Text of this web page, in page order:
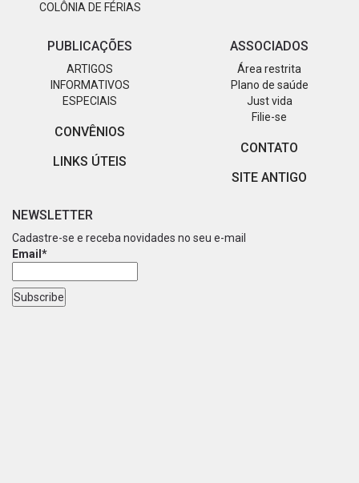
COLÔNIA DE FÉRIAS
PUBLICAÇÕES
ARTIGOS
INFORMATIVOS
ESPECIAIS
CONVÊNIOS
LINKS ÚTEIS
ASSOCIADOS
Área restrita
Plano de saúde
Just vida
Filie-se
CONTATO
SITE ANTIGO
NEWSLETTER
Cadastre-se e receba novidades no seu e-mail
Email*